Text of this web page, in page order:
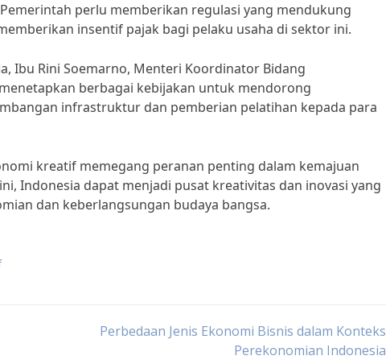
perlu memberikan regulasi yang mendukung
insentif pajak bagi pelaku usaha di sektor ini.
Ibu Rini Soemarno, Menteri Koordinator Bidang
berbagai kebijakan untuk mendorong
infrastruktur dan pemberian pelatihan kepada para
kreatif memegang peranan penting dalam kemajuan
Indonesia dapat menjadi pusat kreativitas dan inovasi yang
dan keberlangsungan budaya bangsa.
Perbedaan Jenis Ekonomi Bisnis dalam Konteks
Perekonomian Indonesia